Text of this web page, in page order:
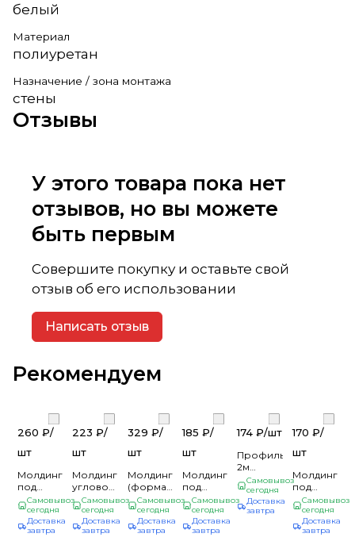
белый
Материал
полиуретан
Назначение / зона монтажа
стены
Отзывы
У этого товара пока нет
отзывов, но вы можете
быть первым
Совершите покупку и оставьте свой
отзыв об его использовании
Написать отзыв
Рекомендуем
260 ₽/
шт
Молдинг
под
покраску
Kr110M
(28*11*2000
мм)
Самовывоз
сегодня
Доставка
завтра
223 ₽/
шт
Молдинг
угловой
под
покраску
Kr101M
(18*18*2000
Самовывоз
сегодня
Доставка
завтра
329 ₽/
шт
Молдинг
(форма
треугольника)
под
покраску
Kr128M
Самовывоз
сегодня
Доставка
завтра
185 ₽/
шт
Молдинг
под
покраску
Kr107M/R
18*10*2000мм
(уп.84шт)
Самовывоз
сегодня
Доставка
завтра
174 ₽/шт
Профиль
2м
Wallstyl
(РОССИЯ)
WL7
(100)
Самовывоз
сегодня
Доставка
завтра
170 ₽/
шт
Молдинг
под
покраску
Kr112M/R
(26*12*2000
мм)
Самовывоз
сегодня
Доставка
завтра